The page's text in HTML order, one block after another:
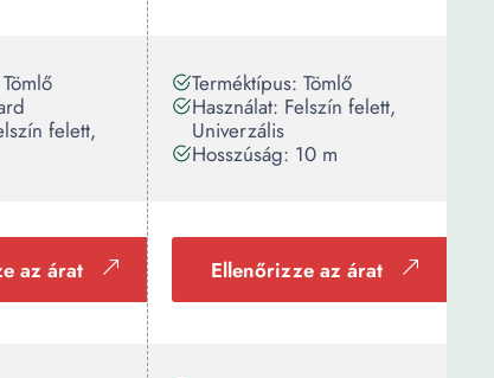
felett,
az árat
Terméktípus: Tömlő
Használat: Felszín felett,
Univerzális
Hosszúság: 10 m
Ellenőrizze az árat